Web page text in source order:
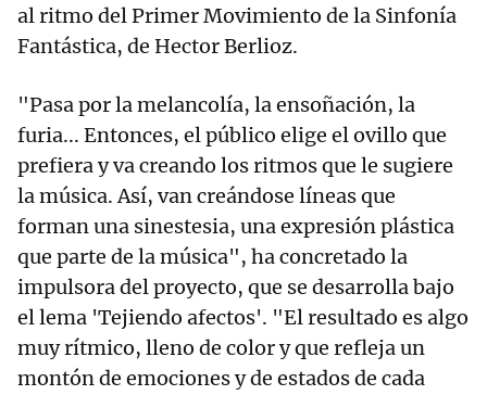
al ritmo del Primer Movimiento de la Sinfonía
Fantástica, de Hector Berlioz.
"Pasa por la melancolía, la ensoñación, la
furia... Entonces, el público elige el ovillo que
prefiera y va creando los ritmos que le sugiere
la música. Así, van creándose líneas que
forman una sinestesia, una expresión plástica
que parte de la música", ha concretado la
impulsora del proyecto, que se desarrolla bajo
el lema 'Tejiendo afectos'. "El resultado es algo
muy rítmico, lleno de color y que refleja un
montón de emociones y de estados de cada